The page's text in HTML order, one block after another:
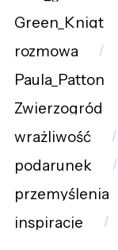
Green_Knigt
rozmowa
Paula_Patton
Zwierzogród
wrażliwość
podarunek
przemyślenia
inspiracje